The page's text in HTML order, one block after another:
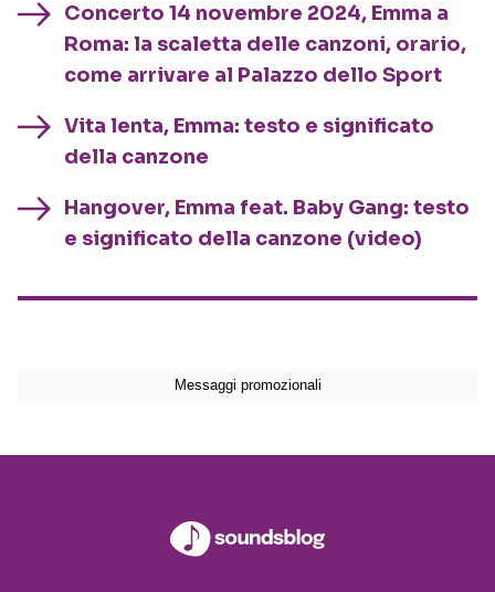
Concerto 14 novembre 2024, Emma a
Roma: la scaletta delle canzoni, orario,
come arrivare al Palazzo dello Sport
Vita lenta, Emma: testo e significato
della canzone
Hangover, Emma feat. Baby Gang: testo
e significato della canzone (video)